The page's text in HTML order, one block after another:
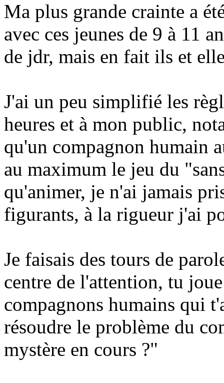
Ma plus grande crainte a
avec ces jeunes de 9 à 11
de jdr, mais en fait ils et
J'ai un peu simplifié les
heures et à mon public,
qu'un compagnon humain
au maximum le jeu du
qu'animer, je n'ai jamais
figurants, à la rigueur j'ai
Je faisais des tours de
centre de l'attention, tu
compagnons humains qui
résoudre le problème du
mystère en cours ?"